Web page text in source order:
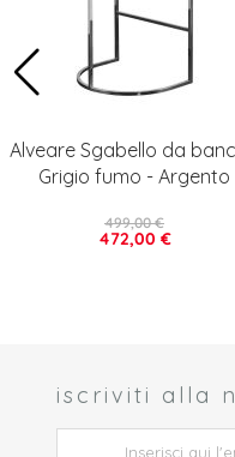
Alveare Sgabello da
Grigio fumo - Argento
472,00 €
499,00 €
iscriviti alla